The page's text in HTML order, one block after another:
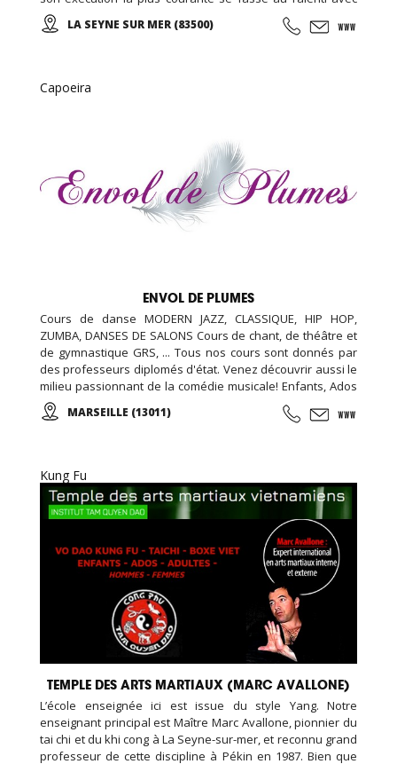
des mouvements doux et unis entre eux, le thai cuc quyen
(taichi) peut s’exécuter de bien des manières différentes,
LA SEYNE SUR MER (83500)
Capoeira
ENVOL DE PLUMES
Cours de danse MODERN JAZZ, CLASSIQUE, HIP HOP,
ZUMBA, DANSES DE SALONS Cours de chant, de théâtre et
de gymnastique GRS, ... Tous nos cours sont donnés par
des professeurs diplomés d'état. Venez découvrir aussi le
milieu passionnant de la comédie musicale! Enfants, Ados
et Adultes. Stages vacances, Anniversaires, ... Cours
d'essai offert !
MARSEILLE (13011)
Kung Fu
TEMPLE DES ARTS MARTIAUX (MARC AVALLONE)
L’école enseignée ici est issue du style Yang. Notre
enseignant principal est Maître Marc Avallone, pionnier du
tai chi et du khi cong à La Seyne-sur-mer, et reconnu grand
professeur de cette discipline à Pékin en 1987. Bien que